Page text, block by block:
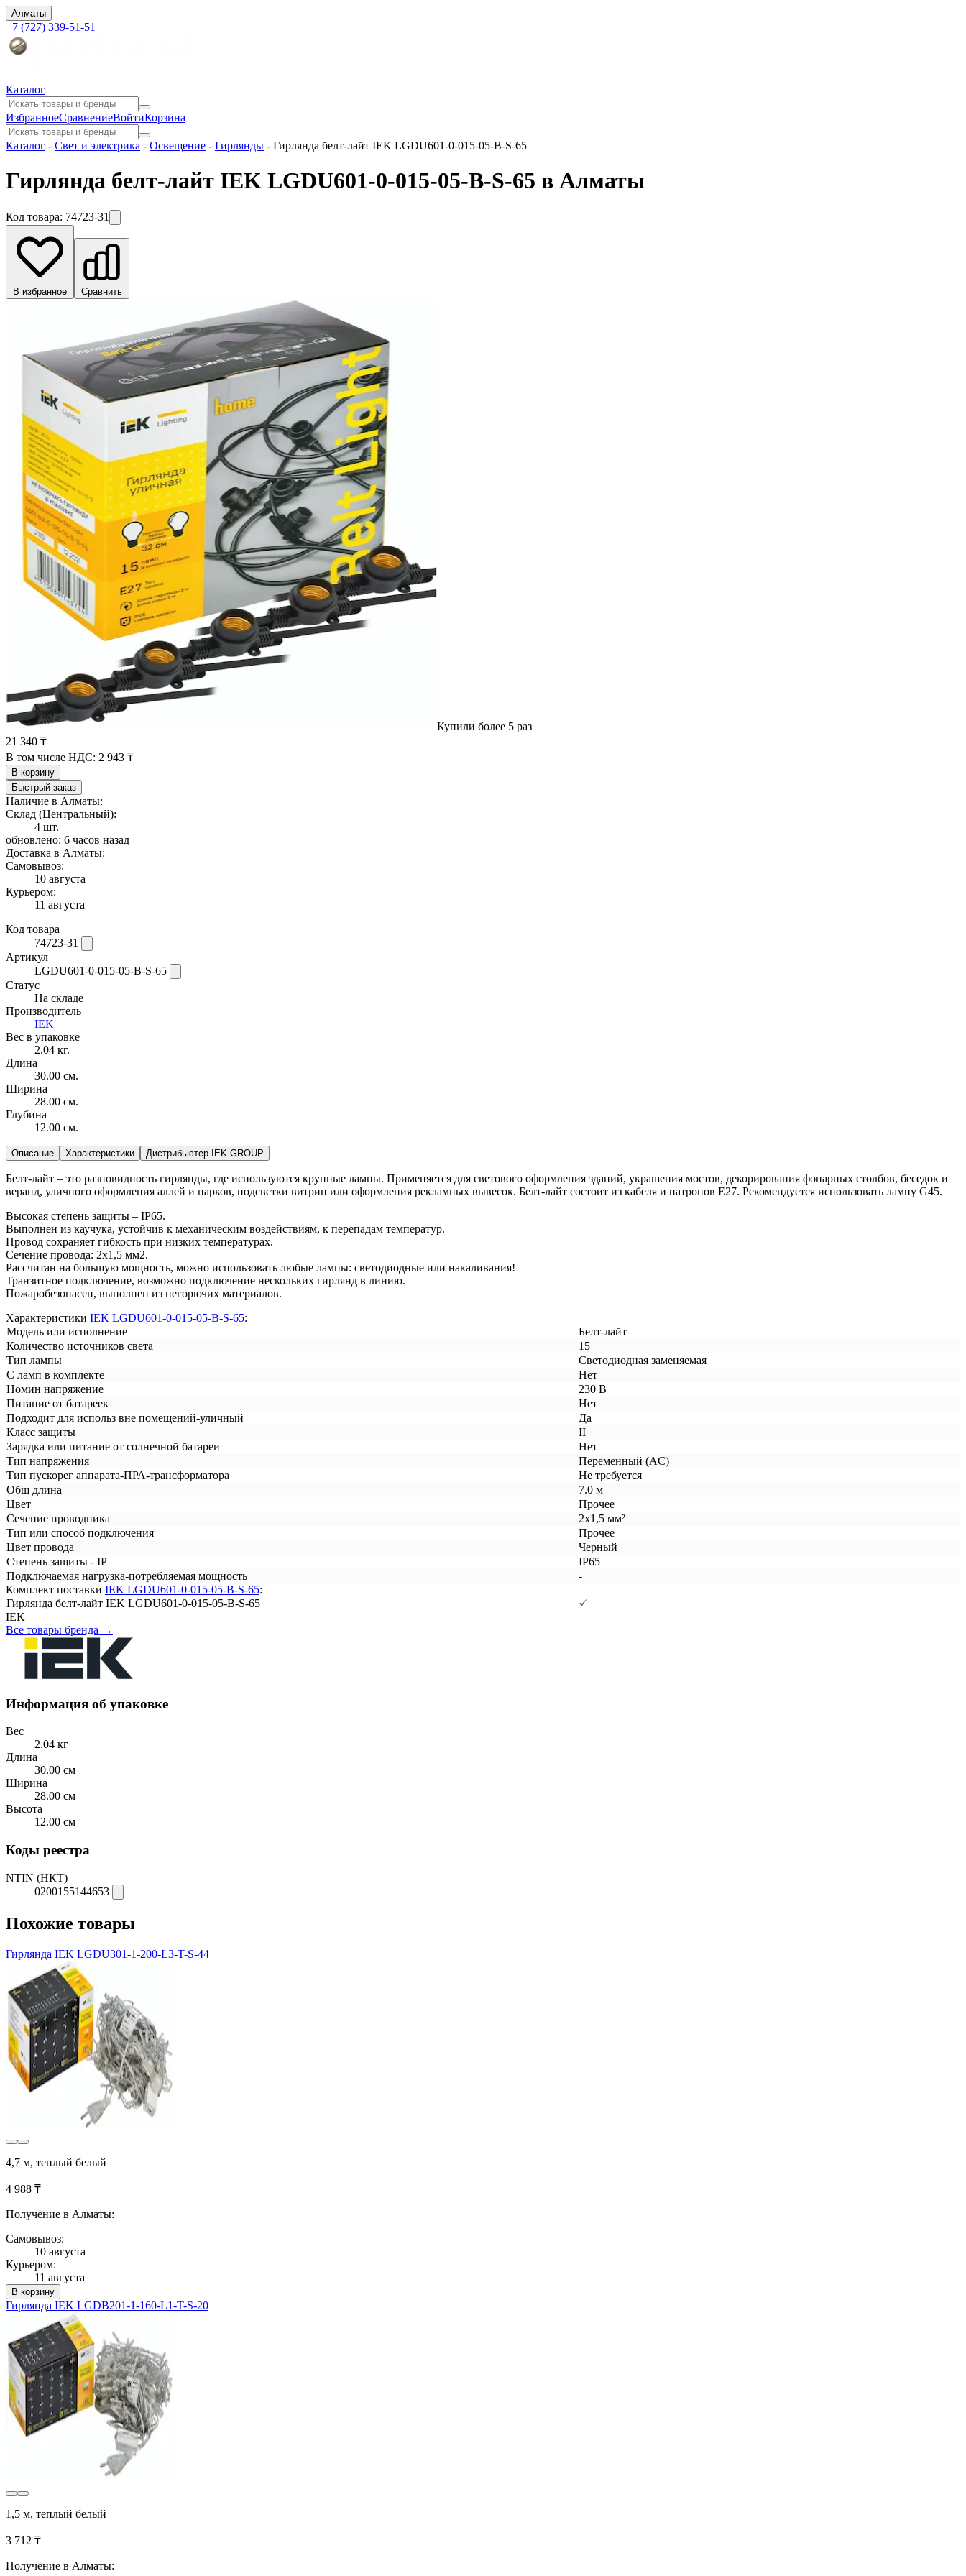
Алматы
+7 (727) 339-51-51
Каталог
ИзбранноеСравнениеВойтиКорзина
Каталог - Свет и электрика - Освещение - Гирлянды - Гирлянда белт-лайт IEK LGDU601-0-015-05-B-S-65
Гирлянда белт-лайт IEK LGDU601-0-015-05-B-S-65 в Алматы
Код товара: 74723-31
В избранное Сравнить
Купили более 5 раз
21 340 ₸
В том числе НДС: 2 943 ₸
В корзину
Быстрый заказ
Наличие в Алматы:
Склад (Центральный):
4 шт.
обновлено: 6 часов назад
Доставка в Алматы:
Самовывоз:
10 августа
Курьером:
11 августа
Код товара
74723-31
Артикул
LGDU601-0-015-05-B-S-65
Статус
На складе
Производитель
IEK
Вес в упаковке
2.04 кг.
Длина
30.00 см.
Ширина
28.00 см.
Глубина
12.00 см.
Описание Характеристики Дистрибьютер IEK GROUP
Белт-лайт – это разновидность гирлянды, где используются крупные лампы. Применяется для светового оформления зданий, украшения мостов, декорирования фонарных столбов, беседок и
веранд, уличного оформления аллей и парков, подсветки витрин или оформления рекламных вывесок. Белт-лайт состоит из кабеля и патронов Е27. Рекомендуется использовать лампу G45.
Высокая степень защиты – IP65.
Выполнен из каучука, устойчив к механическим воздействиям, к перепадам температур.
Провод сохраняет гибкость при низких температурах.
Сечение провода: 2х1,5 мм2.
Рассчитан на большую мощность, можно использовать любые лампы: светодиодные или накаливания!
Транзитное подключение, возможно подключение нескольких гирлянд в линию.
Пожаробезопасен, выполнен из негорючих материалов.
Характеристики IEK LGDU601-0-015-05-B-S-65:
Модель или исполнение
Белт-лайт
Количество источников света
15
Тип лампы
Светодиодная заменяемая
С ламп в комплекте
Нет
Номин напряжение
230 В
Питание от батареек
Нет
Подходит для использ вне помещений-уличный
Да
Класс защиты
II
Зарядка или питание от солнечной батареи
Нет
Тип напряжения
Переменный (AC)
Тип пускорег аппарата-ПРА-трансформатора
Не требуется
Общ длина
7.0 м
Цвет
Прочее
Сечение проводника
2х1,5 мм²
Тип или способ подключения
Прочее
Цвет провода
Черный
Степень защиты - IP
IP65
Подключаемая нагрузка-потребляемая мощность
-
Комплект поставки IEK LGDU601-0-015-05-B-S-65:
Гирлянда белт-лайт IEK LGDU601-0-015-05-B-S-65
IEK
Все товары бренда →
Информация об упаковке
Вес
2.04 кг
Длина
30.00 см
Ширина
28.00 см
Высота
12.00 см
Коды реестра
NTIN (НКТ)
0200155144653
Похожие товары
Гирлянда IEK LGDU301-1-200-L3-T-S-44
4,7 м, теплый белый
4 988 ₸
Получение в Алматы:
Самовывоз:
10 августа
Курьером:
11 августа
В корзину
Гирлянда IEK LGDB201-1-160-L1-T-S-20
1,5 м, теплый белый
3 712 ₸
Получение в Алматы: